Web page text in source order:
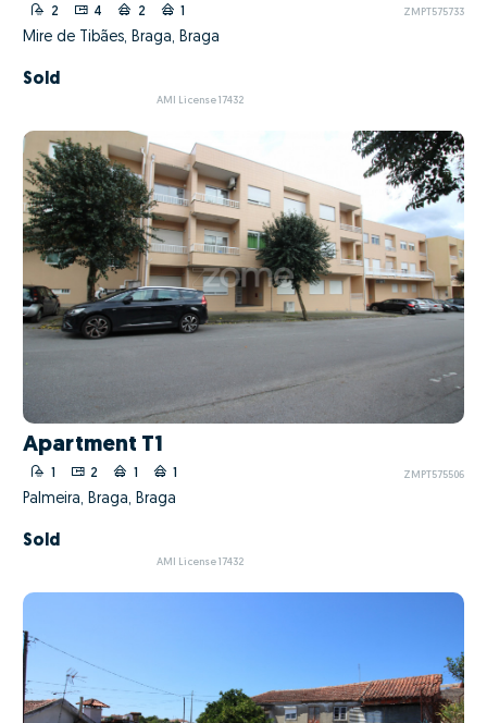
2 4 2 1 ZMPT575733
Mire de Tibães, Braga, Braga
Sold
AMI License 17432
Apartment T1
1 2 1 1 ZMPT575506
Palmeira, Braga, Braga
Sold
AMI License 17432